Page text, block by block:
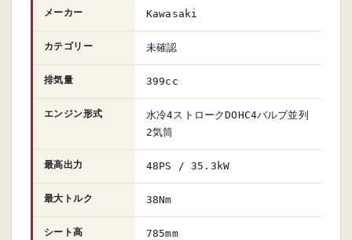
メーカー Kawasaki
カテゴリー 未確認
排気量 399cc
エンジン形式
水冷4ストロークDOHC4バルブ並列
2気筒
最高出力 48PS / 35.3kW
最大トルク 38Nm
シート高 785mm